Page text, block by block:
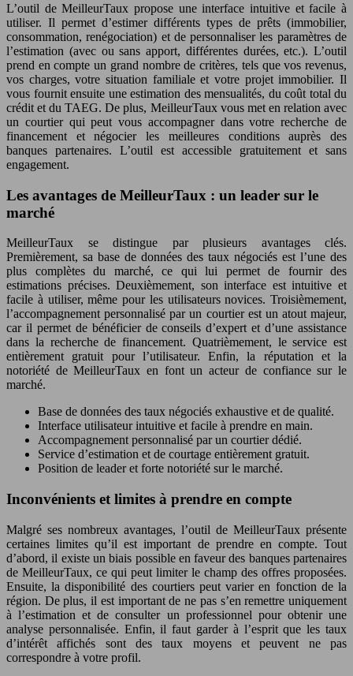
L’outil de MeilleurTaux propose une interface intuitive et facile à
utiliser. Il permet d’estimer différents types de prêts (immobilier,
consommation, renégociation) et de personnaliser les paramètres de
l’estimation (avec ou sans apport, différentes durées, etc.). L’outil
prend en compte un grand nombre de critères, tels que vos revenus,
vos charges, votre situation familiale et votre projet immobilier. Il
vous fournit ensuite une estimation des mensualités, du coût total du
crédit et du TAEG. De plus, MeilleurTaux vous met en relation avec
un courtier qui peut vous accompagner dans votre recherche de
financement et négocier les meilleures conditions auprès des
banques partenaires. L’outil est accessible gratuitement et sans
engagement.
Les avantages de MeilleurTaux : un leader sur le
marché
MeilleurTaux se distingue par plusieurs avantages clés.
Premièrement, sa base de données des taux négociés est l’une des
plus complètes du marché, ce qui lui permet de fournir des
estimations précises. Deuxièmement, son interface est intuitive et
facile à utiliser, même pour les utilisateurs novices. Troisièmement,
l’accompagnement personnalisé par un courtier est un atout majeur,
car il permet de bénéficier de conseils d’expert et d’une assistance
dans la recherche de financement. Quatrièmement, le service est
entièrement gratuit pour l’utilisateur. Enfin, la réputation et la
notoriété de MeilleurTaux en font un acteur de confiance sur le
marché.
Base de données des taux négociés exhaustive et de qualité.
Interface utilisateur intuitive et facile à prendre en main.
Accompagnement personnalisé par un courtier dédié.
Service d’estimation et de courtage entièrement gratuit.
Position de leader et forte notoriété sur le marché.
Inconvénients et limites à prendre en compte
Malgré ses nombreux avantages, l’outil de MeilleurTaux présente
certaines limites qu’il est important de prendre en compte. Tout
d’abord, il existe un biais possible en faveur des banques partenaires
de MeilleurTaux, ce qui peut limiter le champ des offres proposées.
Ensuite, la disponibilité des courtiers peut varier en fonction de la
région. De plus, il est important de ne pas s’en remettre uniquement
à l’estimation et de consulter un professionnel pour obtenir une
analyse personnalisée. Enfin, il faut garder à l’esprit que les taux
d’intérêt affichés sont des taux moyens et peuvent ne pas
correspondre à votre profil.